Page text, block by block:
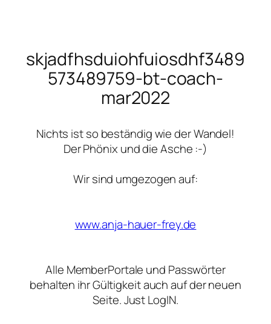
springen
skjadfhsduiohfuiosdhf3489
573489759-bt-coach-
mar2022
Nichts ist so beständig wie der Wandel!
Der Phönix und die Asche :-)
Wir sind umgezogen auf:
www.anja-hauer-frey.de
Alle MemberPortale und Passwörter
behalten ihr Gültigkeit auch auf der neuen
Seite. Just LogIN.